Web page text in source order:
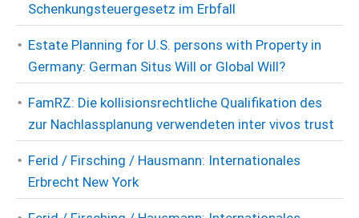
Schenkungsteuergesetz im Erbfall
Estate Planning for U.S. persons with Property in
Germany: German Situs Will or Global Will?
FamRZ: Die kollisionsrechtliche Qualifikation des
zur Nachlassplanung verwendeten inter vivos trust
Ferid / Firsching / Hausmann: Internationales
Erbrecht New York